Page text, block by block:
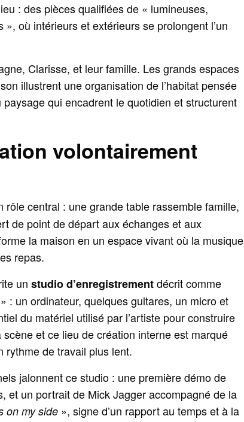
: des pièces qualifiées de « lumineuses,
où intérieurs et extérieurs se prolongent l’un
Clarisse, et leur famille. Les grands espaces
illustrent une organisation de l’habitat pensée
qui encadrent le quotidien et structurent
volontairement
rôle central : une grande table rassemble famille,
de point de départ aux échanges et aux
la maison en un espace vivant où la musique
repas.
unstudio d’enregistrementdécrit comme
: un ordinateur, quelques guitares, un micro et
du matériel utilisé par l’artiste pour construire
et ce lieu de création interne est marqué
rythme de travail plus lent.
jalonnent ce studio : une première démo de
et un portrait de Mick Jagger accompagné de la
on my side », signe d’un rapport au temps et à la